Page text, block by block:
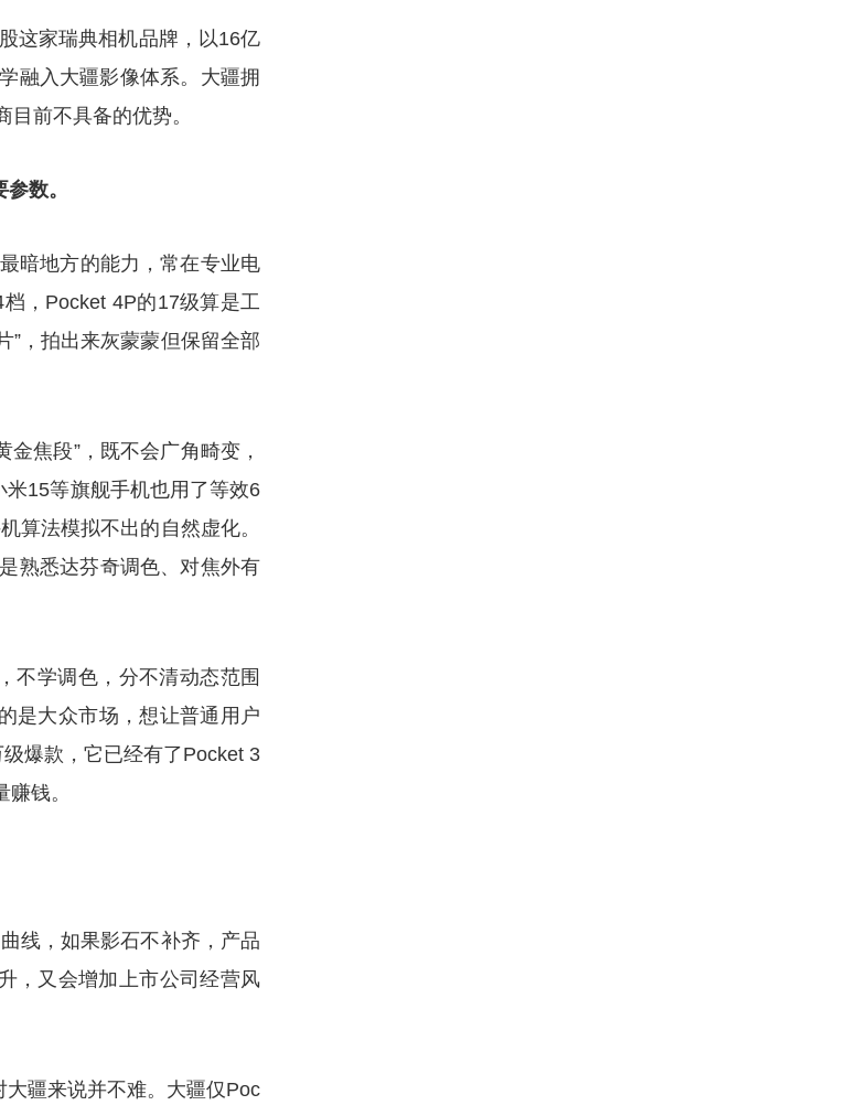
这家瑞典相机品牌，以16亿
融入大疆影像体系。大疆拥
前不具备的优势。
数。
暗地方的能力，常在专业电
，Pocket 4P的17级算是工
”，拍出来灰蒙蒙但保留全部
焦段”，既不会广角畸变，
米15等旗舰手机也用了等效6
算法模拟不出的自然虚化。
熟悉达芬奇调色、对焦外有
不学调色，分不清动态范围
是大众市场，想让普通用户
爆款，它已经有了Pocket 3
钱。
线，如果影石不补齐，产品
，又会增加上市公司经营风
疆来说并不难。大疆仅Poc